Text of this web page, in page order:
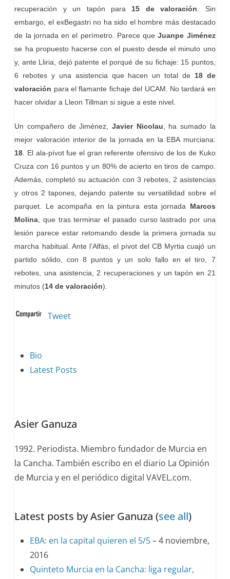
recuperación y un tapón para 15 de valoración . Sin
embargo, el exBegastri no ha sido el hombre más destacado
de la jornada en el perímetro. Parece queJuanpe Jiménez
se ha propuesto hacerse con el puesto desde el minuto uno
y, ante Lliria, dejó patente el porqué de su fichaje: 15 puntos,
6 rebotes y una asistencia que hacen un total de 18 de
valoración para el flamante fichaje del UCAM. No tardará en
hacer olvidar a Lleon Tillman si sigue a este nivel.
Un compañero de Jiménez, Javier Nicolau , ha sumado la
mejor valoración interior de la jornada en la EBA murciana:
18 . El ala-pívot fue el gran referente ofensivo de los de Kuko
Cruza con 16 puntos y un 80% de acierto en tiros de campo.
Además, completó su actuación con 3 rebotes, 2 asistencias
y otros 2 tapones, dejando patente su versatilidad sobre el
parquet. Le acompaña en la pintura esta jornada Marcos
Molina , que tras terminar el pasado curso lastrado por una
lesión parece estar retomando desde la primera jornada su
marcha habitual. Ante l’Alfàs, el pívot del CB Myrtia cuajó un
partido sólido, con 8 puntos y un solo fallo en el tiro, 7
rebotes, una asistencia, 2 recuperaciones y un tapón en 21
minutos (14 de valoración).
Tweet
The
following
content
Bio
Latest Posts
Asier Ganuza
1992. Periodista. Miembro fundador de Murcia en
la Cancha. También escribo en el diario La Opinión
de Murcia y en el periódico digital VAVEL.com.
Latest posts by Asier Ganuza(see all)
EBA: en la capital quieren el 5/5– 4 noviembre,
2016
Quinteto Murcia en la Cancha: liga regular,